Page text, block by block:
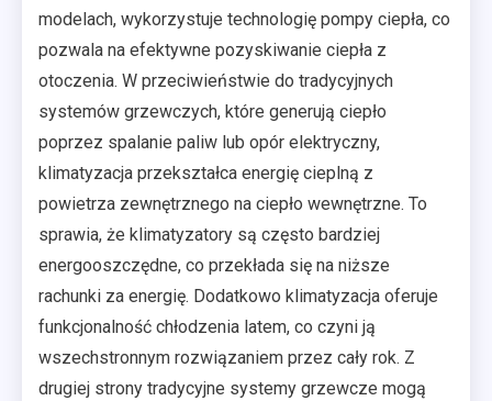
modelach, wykorzystuje technologię pompy ciepła, co
pozwala na efektywne pozyskiwanie ciepła z
otoczenia. W przeciwieństwie do tradycyjnych
systemów grzewczych, które generują ciepło
poprzez spalanie paliw lub opór elektryczny,
klimatyzacja przekształca energię cieplną z
powietrza zewnętrznego na ciepło wewnętrzne. To
sprawia, że klimatyzatory są często bardziej
energooszczędne, co przekłada się na niższe
rachunki za energię. Dodatkowo klimatyzacja oferuje
funkcjonalność chłodzenia latem, co czyni ją
wszechstronnym rozwiązaniem przez cały rok. Z
drugiej strony tradycyjne systemy grzewcze mogą